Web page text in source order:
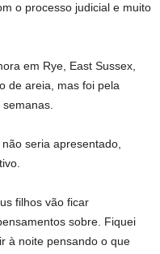
o processo judicial e muito
em Rye, East Sussex,
de areia, mas foi pela
seria apresentado,
filhos vão ficar
sobre. Fiquei
à noite pensando o que